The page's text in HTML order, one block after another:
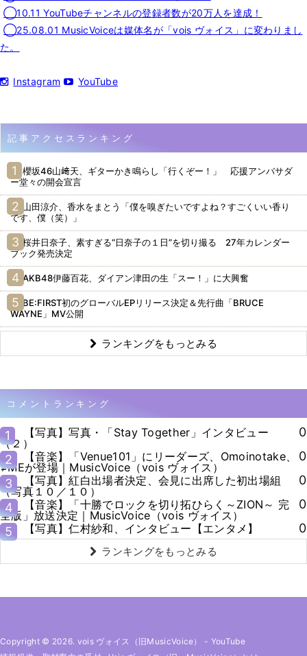
◯10.11 YouTubeチャンネルの登録者数が20万人を達成！
◯25.08.01 MusicVoiceは媒体名が「vois ヴォイス」に変わりまし
た。
Instagram YouTube
記事アクセスランキング
櫻坂46山﨑天、ギターかき鳴らし「行くぞー！」 応援アンバサダ
ー堂々の開会宣言
山田涼介、香水をまとう「僕を嗅ぎたいですよね？すごくいい香り
です、僕（笑）」
桜井日奈子、素すぎる“日奈子の１日”を切り撮る 27年カレンダー
ブック発売決定
AKB48伊藤百花、ダイアン津田の生「スー！」に大興奮
BE:FIRST初のグローバルEPリリース決定＆先行曲「BRUCE
WAYNE」MV公開
ランキングをもっとみる
コメントランキング
1
【写真】写真・「Stay Together」インタビュー
（２）
0
2
【音楽】「Venue101」にリーダーズ、Omoinotake、
≠MEが登場｜MusicVoice（vois ヴォイス）
0
3
【写真】紅白出場者決定、会見に出席した初出場組
（写真１０／１０）
0
4
【音楽】「十勝でロックを切り拓ひらく～ZION～ 完
全版」放送決定｜MusicVoice（vois ヴォイス）
0
5
【写真】仁村紗和、インタビュー【エンタメ】 0
ランキングをもっとみる
Copyright © 2026. vois ヴォイス（旧MusicVoice） - YouTube